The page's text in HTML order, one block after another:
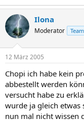
Ilona
Moderator
12 März 2005
Chopi ich habe kein
abbestellt werden
versucht habe zu
wurde ja gleich etwas
nun mal nicht wissen